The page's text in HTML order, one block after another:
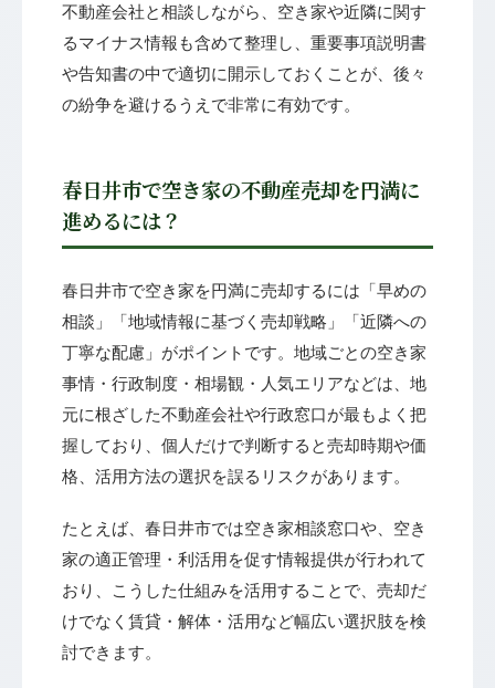
不動産会社と相談しながら、空き家や近隣に関す
るマイナス情報も含めて整理し、重要事項説明書
や告知書の中で適切に開示しておくことが、後々
の紛争を避けるうえで非常に有効です。
春日井市で空き家の不動産売却を円満に
進めるには？
春日井市で空き家を円満に売却するには「早めの
相談」「地域情報に基づく売却戦略」「近隣への
丁寧な配慮」がポイントです。地域ごとの空き家
事情・行政制度・相場観・人気エリアなどは、地
元に根ざした不動産会社や行政窓口が最もよく把
握しており、個人だけで判断すると売却時期や価
格、活用方法の選択を誤るリスクがあります。
たとえば、春日井市では空き家相談窓口や、空き
家の適正管理・利活用を促す情報提供が行われて
おり、こうした仕組みを活用することで、売却だ
けでなく賃貸・解体・活用など幅広い選択肢を検
討できます。